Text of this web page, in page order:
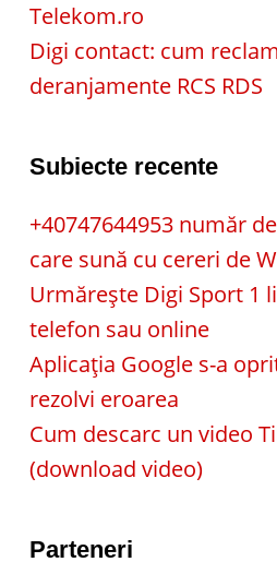
Telekom.ro
Digi contact: cum
deranjamente RCS RDS
Subiecte recente
+40747644953 număr
care sună cu cereri de
Urmărește Digi Sport 1
telefon sau online
Aplicația Google s-a
rezolvi eroarea
Cum descarc un video
(download video)
Parteneri